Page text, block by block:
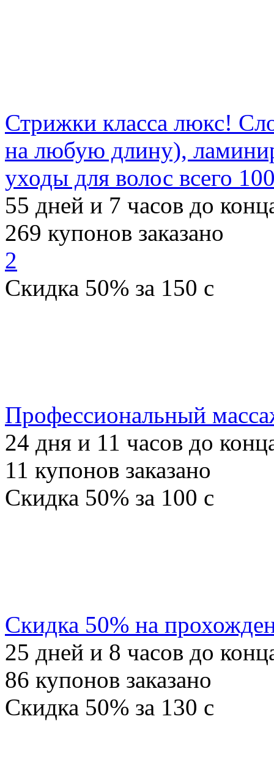
Стрижки класса люкс!
на любую длину),
уходы для волос всего
55 дней и 7 часов до
269 купонов заказано
2
Скидка 50% за 150 c
Профессиональный
24 дня и 11 часов до
11 купонов заказано
Скидка 50% за 100 c
Скидка 50% на
25 дней и 8 часов до
86 купонов заказано
Скидка 50% за 130 c